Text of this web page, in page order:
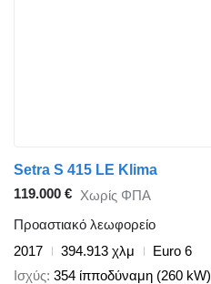
Setra S 415 LE Klima
119.000 € Χωρίς ΦΠΑ
Προαστιακό λεωφορείο
2017
394.913 χλμ
Euro 6
Ισχύς 354 ίπποδύναμη (260 kW)